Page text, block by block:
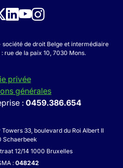
de droit Belge et intermédiaire
rue de la paix 10, 7030 Mons.
privée
générales
: 0459.386.654
Towers 33, boulevard du Roi Albert II
Schaerbeek
12/14 1000 Bruxelles
:048242